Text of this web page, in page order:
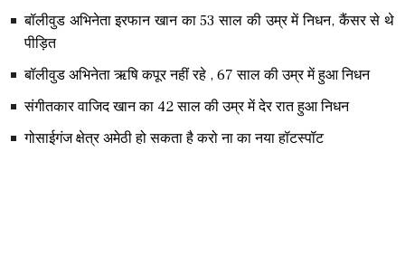
बॉलीवुड अभिनेता इरफान खान का 53 साल की उम्र में निधन, कैंसर से थे
पीड़ित
बॉलीवुड अभिनेता ऋषि कपूर नहीं रहे , 67 साल की उम्र में हुआ निधन
संगीतकार वाजिद खान का 42 साल की उम्र में देर रात हुआ निधन
गोसाईगंज क्षेत्र अमेठी हो सकता है करो ना का नया हॉटस्पॉट